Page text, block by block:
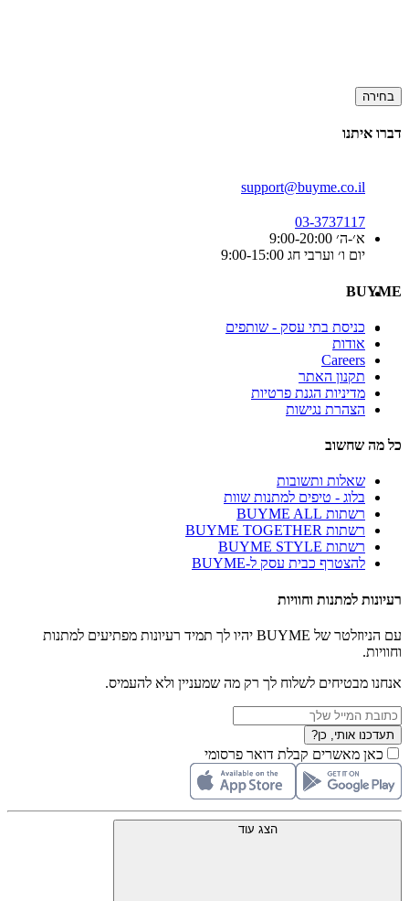
בחירה
דברו איתנו
support@buyme.co.il
03-3737117
א׳-ה׳ 9:00-20:00
יום ו׳ וערבי חג 9:00-15:00
BUYME
כניסת בתי עסק - שותפים
אודות
Careers
תקנון האתר
מדיניות הגנת פרטיות
הצהרת נגישות
כל מה שחשוב
שאלות ותשובות
בלוג - טיפים למתנות שוות
רשתות BUYME ALL
רשתות BUYME TOGETHER
רשתות BUYME STYLE
להצטרף כבית עסק ל-BUYME
רעיונות למתנות וחוויות
עם הניוזלטר של BUYME יהיו לך תמיד רעיונות מפתיעים למתנות
וחוויות.
אנחנו מבטיחים לשלוח לך רק מה שמעניין ולא להעמיס.
תעדכנו אותי, כן?
כאן מאשרים קבלת דואר פרסומי
הצג עוד